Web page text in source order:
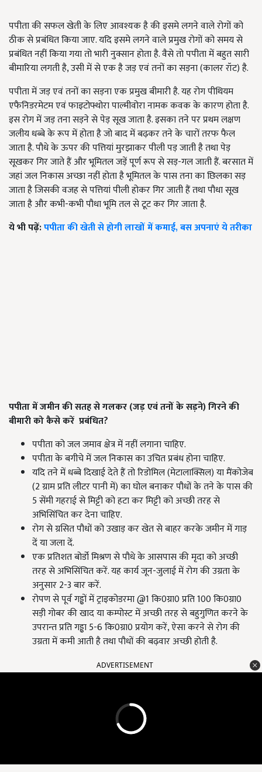
पपीता की सफल खेती के लिए आवश्यक है की इसमे लगने वाले रोगों को
ठीक से प्रबंधित किया जाए. यदि इसमे लगने वाले प्रमुख रोगों को समय से
प्रबंधित नहीं किया गया तो भारी नुक्सान होता है. वैसे तो पपीता में बहुत सारी
बीमारिया लगती है, उसी में से एक है जड़ एवं तनों का सड़ना (कालर रॉट) है.
पपीता में जड़ एवं तनों का सड़ना एक प्रमुख बीमारी है. यह रोग पीथियम
एफैनिडरमेटम एवं फाइटोफ्थोरा पाल्मीवोरा नामक कवक के कारण होता है.
इस रोग में जड़ तना सड़ने से पेड़ सूख जाता है. इसका तने पर प्रथम लक्षण
जलीय धब्बे के रूप में होता है जो बाद में बढ़कर तने के चारों तरफ फैल
जाता है. पौधे के ऊपर की पत्तियां मुरझाकर पीली पड़ जाती है तथा पेड़
सूखकर गिर जाते हैं और भूमितल जड़ें पूर्ण रूप से सड़-गल जाती हैं. बरसात में
जहां जल निकास अच्छा नहीं होता है भूमितल के पास तना का छिलका सड़
जाता है जिसकी वजह से पत्तियां पीली होकर गिर जाती हैं तथा पौधा सूख
जाता है और कभी-कभी पौधा भूमि तल से टूट कर गिर जाता है.
ये भी पढ़ें:पपीता की खेती से होगी लाखों में कमाई, बस अपनाएं ये तरीका
पपीता में जमीन की सतह से गलकर (जड़ एवं तनों के सड़ने) गिरने की
बीमारी को कैसे करें प्रबंधित?
पपीता को जल जमाव क्षेत्र में नहीं लगाना चाहिए.
पपीता के बगीचे में जल निकास का उचित प्रबंध होना चाहिए.
यदि तने में धब्बे दिखाई देते हैं तो रिडोमिल (मेटालाक्सिल) या मैंकोजेब
(2 ग्राम प्रति लीटर पानी में) का घोल बनाकर पौधों के तने के पास की
5 सेंमी गहराई से मिट्टी को हटा कर मिट्टी को अच्छी तरह से
अभिसिंचित कर देना चाहिए.
रोग से ग्रसित पौधों को उखाड़ कर खेत से बाहर करके जमीन में गाड़
दें या जला दें.
एक प्रतिशत बोर्डो मिश्रण से पौधे के आसपास की मृदा को अच्छी
तरह से अभिसिंचित करें. यह कार्य जून-जुलाई में रोग की उग्रता के
अनुसार 2-3 बार करें.
रोपण से पूर्व गड्ढों में ट्राइकोडरमा @1 कि0ग्रा0 प्रति 100 कि0ग्रा0
सड़ी गोबर की खाद या कम्पोस्ट में अच्छी तरह से बहुगुणित करने के
उपरान्त प्रति गड्ढा 5-6 कि0ग्रा0 प्रयोग करें, ऐसा करने से रोग की
उग्रता में कमी आती है तथा पौधों की बढ़वार अच्छी होती है.
ADVERTISEMENT